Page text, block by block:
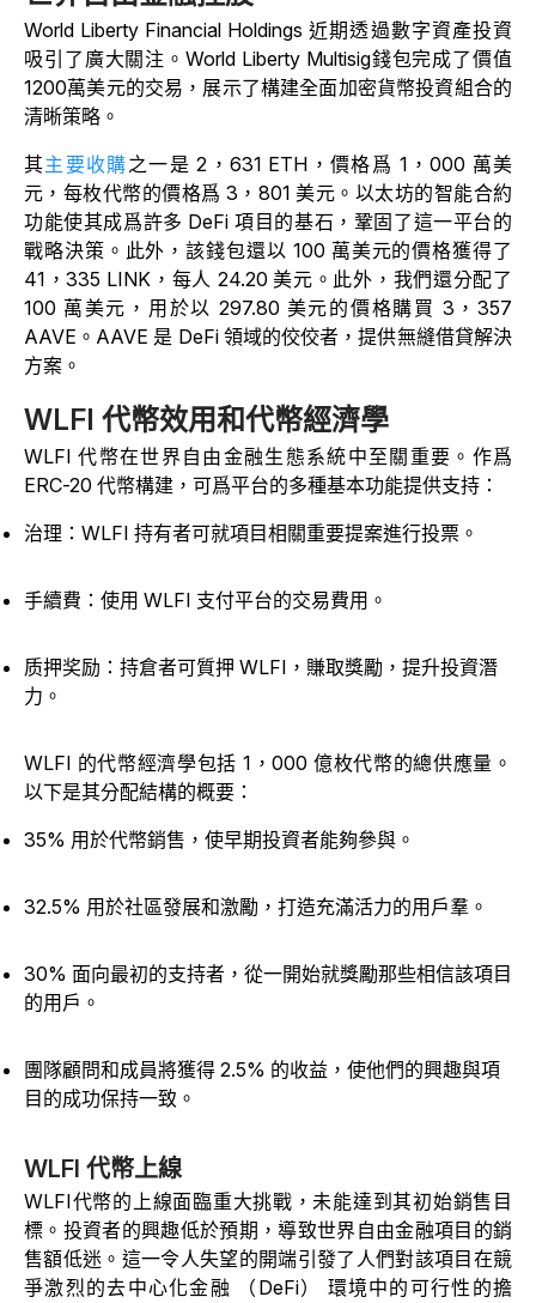
World Liberty Financial Holdings 近期透過數字資產投資
吸引了廣大關注。World Liberty Multisig錢包完成了價值
1200萬美元的交易，展示了構建全面加密貨幣投資組合的
清晰策略。
其主要收購之一是 2，631 ETH，價格爲 1，000 萬美
元，每枚代幣的價格爲 3，801 美元。以太坊的智能合約
功能使其成爲許多 DeFi 項目的基石，鞏固了這一平台的
戰略決策。此外，該錢包還以 100 萬美元的價格獲得了
41，335 LINK，每人 24.20 美元。此外，我們還分配了
100 萬美元，用於以 297.80 美元的價格購買 3，357
AAVE。AAVE 是 DeFi 領域的佼佼者，提供無縫借貸解決
方案。
WLFI 代幣效用和代幣經濟學
WLFI 代幣在世界自由金融生態系統中至關重要。作爲
ERC-20 代幣構建，可爲平台的多種基本功能提供支持：
治理：WLFI 持有者可就項目相關重要提案進行投票。
手續費：使用 WLFI 支付平台的交易費用。
质押奖励：持倉者可質押 WLFI，賺取獎勵，提升投資潛
力。
WLFI 的代幣經濟學包括 1，000 億枚代幣的總供應量。
以下是其分配結構的概要：
35% 用於代幣銷售，使早期投資者能夠參與。
32.5% 用於社區發展和激勵，打造充滿活力的用戶羣。
30% 面向最初的支持者，從一開始就獎勵那些相信該項目
的用戶。
團隊顧問和成員將獲得 2.5% 的收益，使他們的興趣與項
目的成功保持一致。
WLFI 代幣上線
WLFI代幣的上線面臨重大挑戰，未能達到其初始銷售目
標。投資者的興趣低於預期，導致世界自由金融項目的銷
售額低迷。這一令人失望的開端引發了人們對該項目在競
爭激烈的去中心化金融 （DeFi） 環境中的可行性的擔